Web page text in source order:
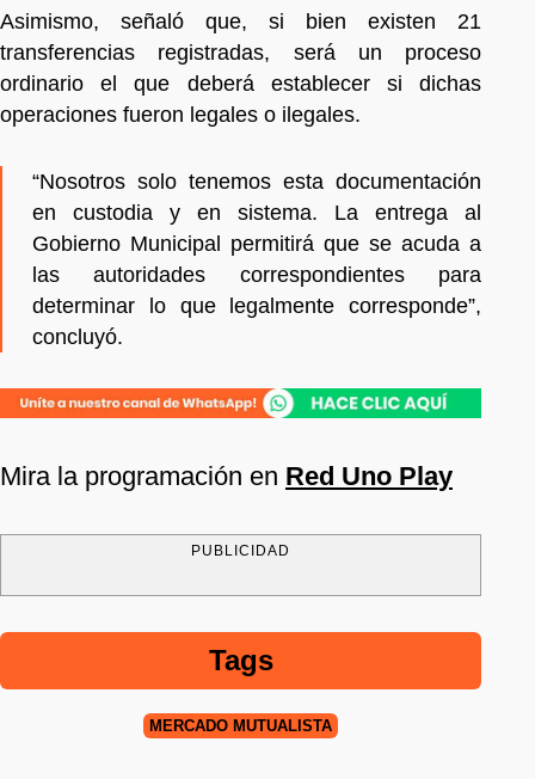
Asimismo, señaló que, si bien existen 21
transferencias registradas, será un proceso
ordinario el que deberá establecer si dichas
operaciones fueron legales o ilegales.
“Nosotros solo tenemos esta documentación
en custodia y en sistema. La entrega al
Gobierno Municipal permitirá que se acuda a
las autoridades correspondientes para
determinar lo que legalmente corresponde”,
concluyó.
Mira la programación en Red Uno Play
PUBLICIDAD
Tags
MERCADO MUTUALISTA